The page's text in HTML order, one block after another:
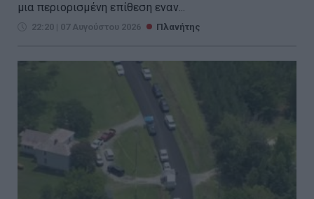
μια περιορισμένη επίθεση εναν...
22:20 | 07 Αυγούστου 2026 Πλανήτης